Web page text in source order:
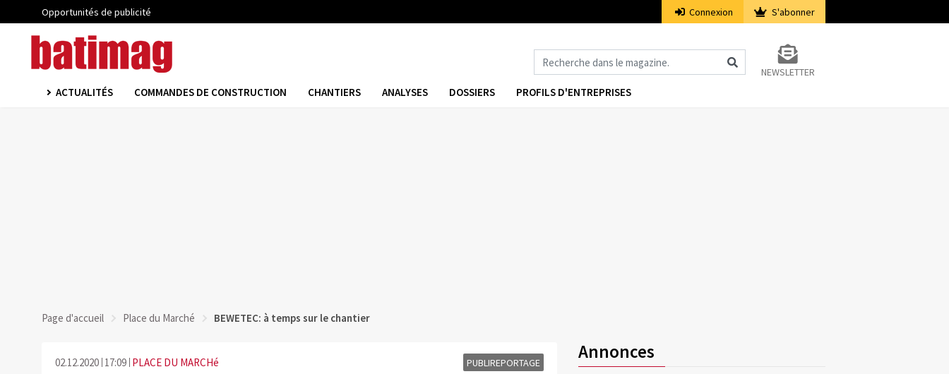
Opportunités de publicité Connexion S'abonner
NEWSLETTER
ACTUALITÉS COMMANDES DE CONSTRUCTION CHANTIERS ANALYSES DOSSIERS PROFILS D'ENTREPRISES
Page d'accueil Place du Marché BEWETEC: à temps sur le chantier
02.12.2020 17:09 PLACE DU MARCHé PUBLIREPORTAGE
Annonces